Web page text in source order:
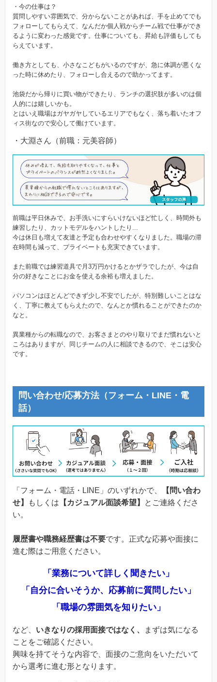
・今の仕事は？
質問しやすい雰囲気で、分からないことがあれば、手を止めてでも
フォローしてもらえて、なんだか個人戦からチーム戦で仕事ができ
るように変わった感覚です。仕事についても、昇給も評価もしても
らえています。
働き方としても、小さなこどもがいるのですが、急に体調が悪くな
った時に休めたり、フォローし合えるので助かってます。
池袋だから帰りに買い物ができたり、ランチの選択肢が多いのは個
人的には嬉しいかも。
とはいえ職場はガヤガヤしているエリアでもなく、落ち着いたオフ
ィス街なので安心して働けています。
・大淵さん（前職：元美容師）
前職は平日休みで、お手洗いにすらいけないほど忙しく、時間外も
練習したり、カットモデルをハントしたり...
今は休日も増えて友達と予定も合わせやすくなりました。職場の滞
在時間も減って、プライベートも充実できています。
また前職では練習道具で月3万円かけるとかザラでしたが、今は自
分の好きなことにお金を使える余裕も増えました。
パソコンはほとんどできず少し不安でしたが、特別難しいことはな
く、丁寧に教えてもらえたので、なんとか慣れることができたのか
なと。
異業種からの転職なので、お客さまとのやり取りでまだ慣れないと
ころはありますが、同じチームの人に相談できるので、そこは安心
です。
問い合わせ/応募方法（フォーム・LINE・電
話）
「フォーム・電話・LINE」のいずれかで、
【問い合わ
せ】
もしくは 【カジュアル面談希望】
とご連絡くださ
い。
履歴書や職務経歴書は不要です。正式な応募や面接に
進む際はご用意ください。
「業務について詳しく聞きたい」
「自分に合いそうか、応募前に質問したい」
「職場の雰囲気を知りたい」
など、 いきなりの採用面接ではなく、
まずは気になる
ことをご確認ください。
興味を持てそうな内容で、面接のご意向をいただいて
から選考に進む形となります。